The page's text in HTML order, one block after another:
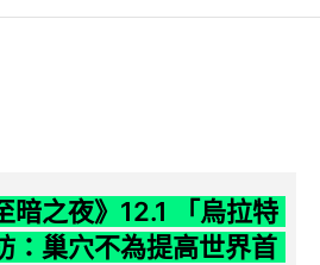
暗之夜》12.1 「烏拉特
：巢穴不為提高世界首